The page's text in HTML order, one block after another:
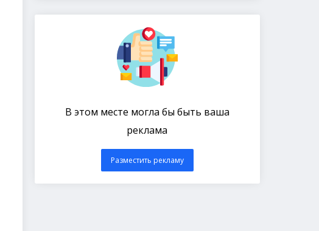
В этом месте могла бы быть ваша
реклама
Разместить рекламу